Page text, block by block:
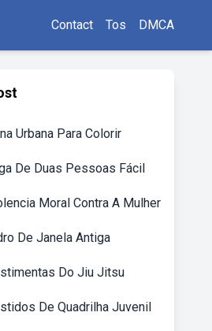
Contact Tos DMCA
Urbana Para Colorir
De Duas Pessoas Fácil
Moral Contra A Mulher
De Janela Antiga
Do Jiu Jitsu
De Quadrilha Juvenil